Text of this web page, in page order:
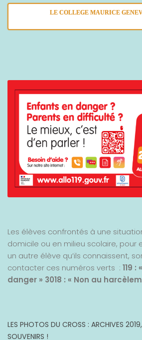
LE COLLEGE MAURICE
Les élèves confrontés à une
domicile ou en milieu scolaire, pour
un autre élève qu’ils connaissent,
contacter ces numéros verts : 119
danger » 3018 : « Non au
LES PHOTOS DU CROSS : ARCHIVES
SOUVENIRS !